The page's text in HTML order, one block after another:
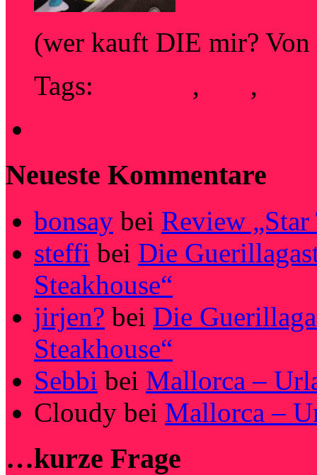
(wer kauft DIE mir?
Tags:
, ,
Neueste Kommentare
bonsay bei Review „Star
steffi bei Die
Steakhouse“
jirjen? bei Die
Steakhouse“
Sebbi bei Mallorca –
Cloudy bei Mallorca –
…kurze Frage